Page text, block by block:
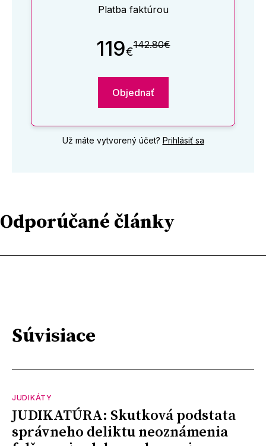
Platba faktúrou
119€142.80€
Objednať
Už máte vytvorený účet? Prihlásiť sa
Odporúčané články
Súvisiace
JUDIKÁTY
JUDIKATÚRA: Skutková podstata
správneho deliktu neoznámenia